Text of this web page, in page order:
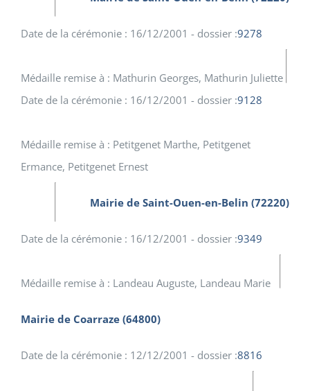
Date de la cérémonie : 16/12/2001 - dossier :9278
Médaille remise à : Mathurin Georges, Mathurin Juliette
Date de la cérémonie : 16/12/2001 - dossier :9128
Médaille remise à : Petitgenet Marthe, Petitgenet
Ermance, Petitgenet Ernest
Mairie de Saint-Ouen-en-Belin (72220)
Date de la cérémonie : 16/12/2001 - dossier :9349
Médaille remise à : Landeau Auguste, Landeau Marie
Mairie de Coarraze (64800)
Date de la cérémonie : 12/12/2001 - dossier :8816